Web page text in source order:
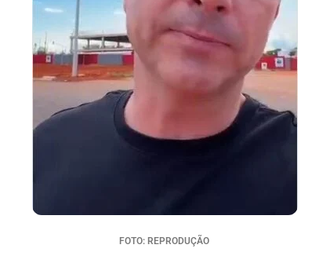
FOTO: REPRODUÇÃO